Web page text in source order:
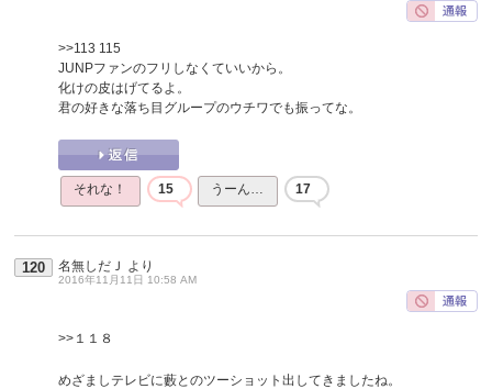
>>113 115
JUNPファンのフリしなくていいから。
化けの皮はげてるよ。
君の好きな落ち目グループのウチワでも振ってな。
それな！ 15 うーん… 17
120 名無しだＪ より
2016年11月11日 10:58 AM
>>１１８
めざましテレビに藪とのツーショット出してきましたね。